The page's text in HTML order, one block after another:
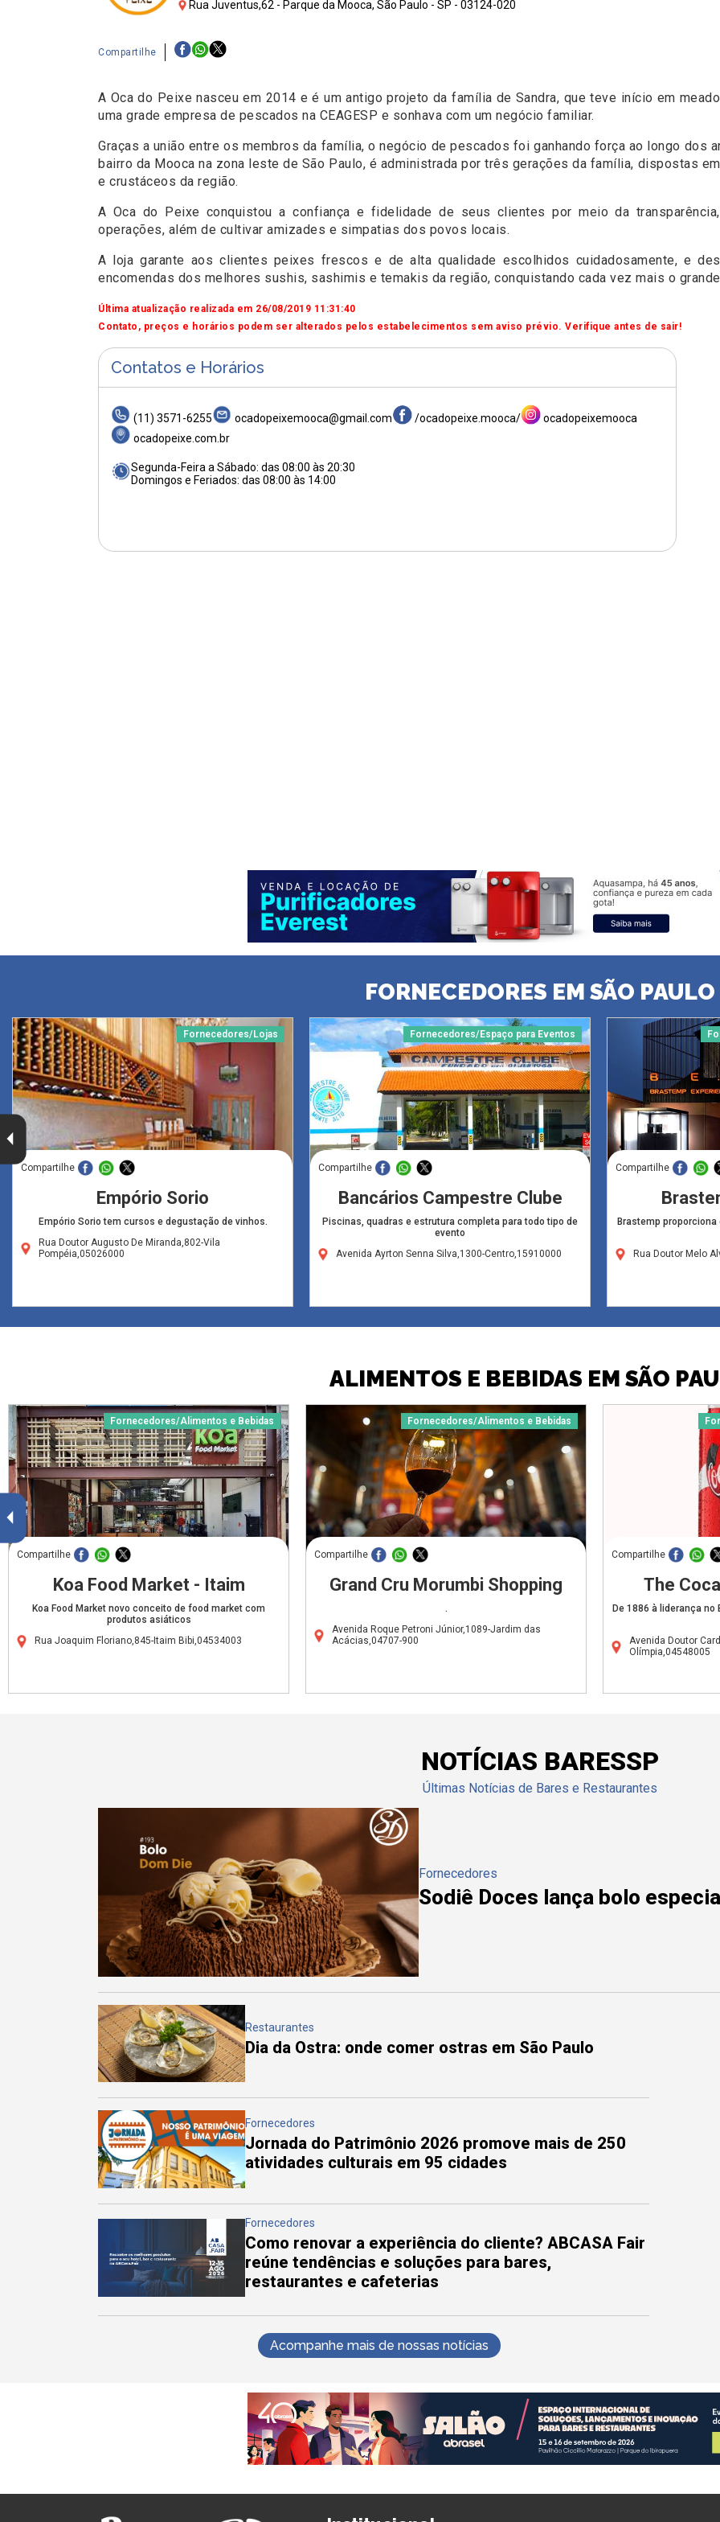
Rua Juventus,62 - Parque da Mooca, São Paulo - SP - 03124-020
Compartilhe
A Oca do Peixe nasceu em 2014 e é um antigo projeto da família de Sandra, que teve início em
uma grade empresa de pescados na CEAGESP e sonhava com um negócio familiar.
Graças a união entre os membros da família, o negócio de pescados foi ganhando força ao longo dos
bairro da Mooca na zona leste de São Paulo, é administrada por três gerações da família, dispostas
e crustáceos da região.
A Oca do Peixe conquistou a confiança e fidelidade de seus clientes por meio da
operações, além de cultivar amizades e simpatias dos povos locais.
A loja garante aos clientes peixes frescos e de alta qualidade escolhidos cuidadosamente, e
encomendas dos melhores sushis, sashimis e temakis da região, conquistando cada vez mais o
Última atualização realizada em 26/08/2019 11:31:40
Contato, preços e horários podem ser alterados pelos estabelecimentos sem aviso prévio. Verifique antes de sair!
Contatos e Horários
(11) 3571-6255 ocadopeixemooca@gmail.com /ocadopeixe.mooca/
ocadopeixemooca
ocadopeixe.com.br
Segunda-Feira a Sábado: das 08:00 às 20:30
Domingos e Feriados: das 08:00 às 14:00
FORNECEDORES EM SÃO PAULO
Fornecedores/Lojas
Compartilhe
Empório Sorio
Empório Sorio tem cursos e degustação de vinhos.
Rua Doutor Augusto De Miranda,802-Vila
Pompéia,05026000
Fornecedores/Espaço para Eventos
Compartilhe
Bancários Campestre Clube
Piscinas, quadras e estrutura completa para todo tipo de
evento
Avenida Ayrton Senna Silva,1300-Centro,15910000
Compartilhe
Brastemp
Rua Doutor Melo
ALIMENTOS E BEBIDAS EM SÃO
Fornecedores/Alimentos e Bebidas
Compartilhe
Koa Food Market - Itaim
Koa Food Market novo conceito de food market com
produtos asiáticos
Rua Joaquim Floriano,845-Itaim Bibi,04534003
Fornecedores/Alimentos e Bebidas
Compartilhe
Grand Cru Morumbi Shopping
.
Avenida Roque Petroni Júnior,1089-Jardim das
Acácias,04707-900
Compartilhe
The
De 1886 à liderança
Avenida Doutor
Olímpia,04548005
NOTÍCIAS BARESSP
Últimas Notícias de Bares e Restaurantes
Fornecedores
Sodiê Doces lança bolo
Restaurantes
Dia da Ostra: onde comer ostras em São Paulo
Fornecedores
Jornada do Patrimônio 2026 promove mais de 250
atividades culturais em 95 cidades
Fornecedores
Como renovar a experiência do cliente? ABCASA Fair
reúne tendências e soluções para bares,
restaurantes e cafeterias
Acompanhe mais de nossas notícias